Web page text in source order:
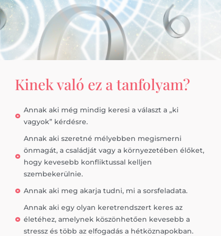
Kinek való ez a tanfolyam?
Annak aki még mindig keresi a választ a „ki
vagyok” kérdésre.
Annak aki szeretné mélyebben megismerni
önmagát, a családját vagy a környezetében élőket,
hogy kevesebb konfliktussal kelljen
szembekerülnie.
Annak aki meg akarja tudni, mi a sorsfeladata.
Annak aki egy olyan keretrendszert keres az
életéhez, amelynek köszönhetően kevesebb a
stressz és több az elfogadás a hétköznapokban.